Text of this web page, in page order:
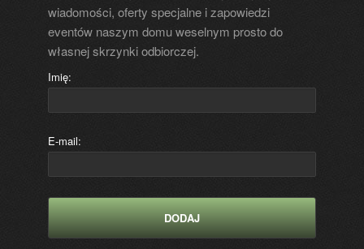
wiadomości, oferty specjalne i zapowiedzi
eventów naszym domu weselnym prosto do
własnej skrzynki odbiorczej.
Imię:
E-mail: